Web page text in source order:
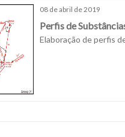
08 de abril de 2019
Perfis de
Elaboração de perfis